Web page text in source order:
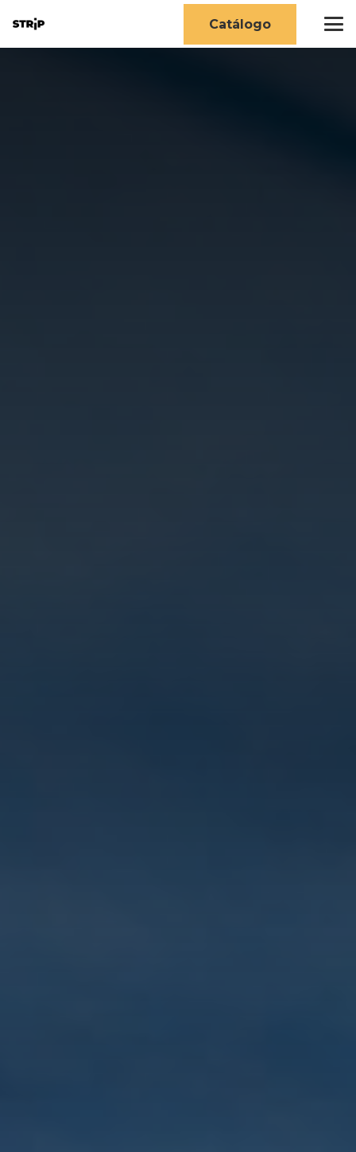
Catálogo